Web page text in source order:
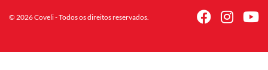
© 2026 Coveli - Todos os direitos reservados.